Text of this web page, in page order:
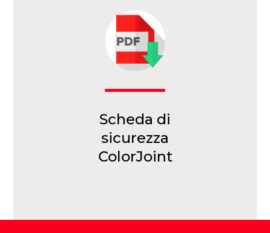
Scheda di
sicurezza
ColorJoint